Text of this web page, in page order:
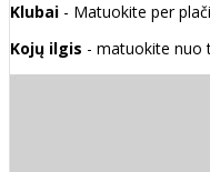
Klubai - Matuokite per
Kojų ilgis - matuokite nuo